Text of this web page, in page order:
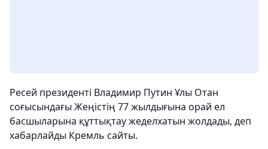
Ресей президенті Владимир Путин Ұлы Отан
соғысындағы Жеңістің 77 жылдығына орай ел
басшыларына құттықтау жеделхатын жолдады, деп
хабарлайды Кремль сайты.